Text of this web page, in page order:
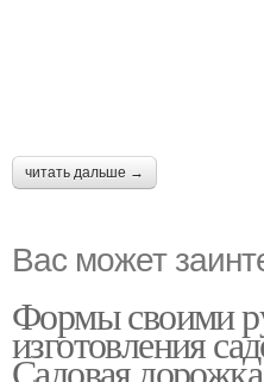
читать дальше →
Вас может
Формы своими
изготовления
Садовая